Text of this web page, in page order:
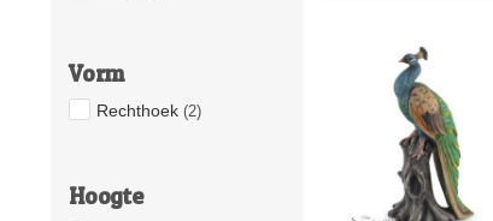
Vorm
Rechthoek (2)
Hoogte